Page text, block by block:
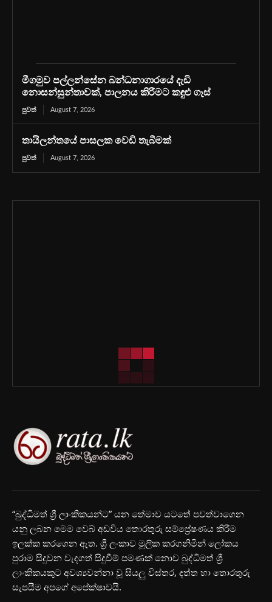
මීගමුව පල්ලන්සේන බන්ධනාගාරයේ දැඩි
නොසන්සුන්තාවක්, පාලනය කිරීමට කඳුළු ගෑස්
පුවත් August 7, 2026
තායිලන්තයේ පාසලක වෙඩි තැබීමක්
පුවත් August 7, 2026
“බුද්ධිමත් ශ්‍රී ලාංකිකයන්ට” යන තේමාව යටතේ පවත්වාගෙන
යනු ලබන මෙම වෙබ් අඩවිය තොරතුරු සම්ප්‍රේෂණය කිරීම
ඉලක්ක කරගෙන ඇත. ශ්‍රී ලංකාව මූලික කරගනිමින් ලෝකය
පුරාම සිදුවන වැදගත් සිදුවීම් පමණක් නොව බුද්ධිමත් ශ්‍රී
ලාංකිකයකුට අවශ්‍යවන්නා වූ සියලු විස්තර, දත්ත හා තොරතුරු
සැපයීම අපගේ අපේක්ෂාවයි.